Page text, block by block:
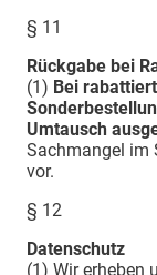
§ 11
Rückgabe bei
(1) Bei
Umtausch
Sachmangel im
vor.
§ 12
Datenschutz
(1) Wir erheben